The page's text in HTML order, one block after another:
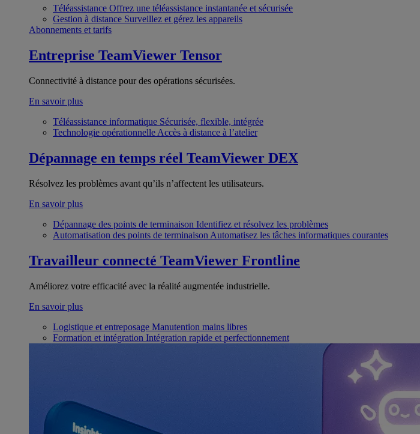
Téléassistance Offrez une téléassistance instantanée et sécurisée
Gestion à distance Surveillez et gérez les appareils
Abonnements et tarifs
Entreprise TeamViewer Tensor
Connectivité à distance pour des opérations sécurisées.
En savoir plus
Téléassistance informatique Sécurisée, flexible, intégrée
Technologie opérationnelle Accès à distance à l’atelier
Dépannage en temps réel TeamViewer DEX
Résolvez les problèmes avant qu’ils n’affectent les utilisateurs.
En savoir plus
Dépannage des points de terminaison Identifiez et résolvez les problèmes
Automatisation des points de terminaison Automatisez les tâches informatiques courantes
Travailleur connecté TeamViewer Frontline
Améliorez votre efficacité avec la réalité augmentée industrielle.
En savoir plus
Logistique et entreposage Manutention mains libres
Formation et intégration Intégration rapide et perfectionnement